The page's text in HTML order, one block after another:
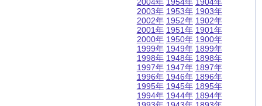
2003年
2002年
2001年
2000年
1999年
1998年
1997年
1996年
1995年
1994年
1953年
1952年
1951年
1950年
1949年
1948年
1947年
1946年
1945年
1944年
1903年
1902年
1901年
1900年
1899年
1898年
1897年
1896年
1895年
1894年